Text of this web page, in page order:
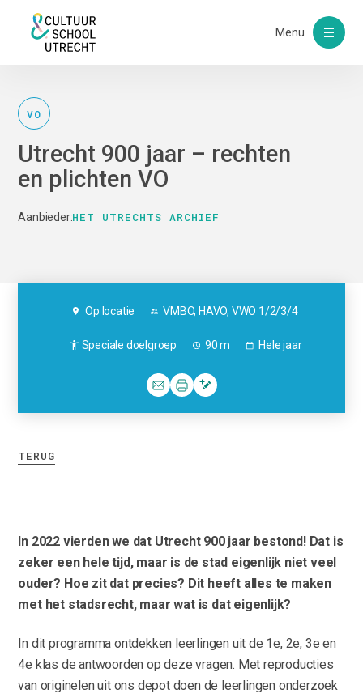
Menu
VO
Utrecht 900 jaar – rechten
en plichten VO
Aanbieder:HET UTRECHTS ARCHIEF
Op locatie VMBO, HAVO, VWO 1/2/3/4
Speciale doelgroep 90 m Hele jaar
TERUG
In 2022 vierden we dat Utrecht 900 jaar bestond! Dat is
zeker een hele tijd, maar is de stad eigenlijk niet veel
ouder? Hoe zit dat precies? Dit heeft alles te maken
met het stadsrecht, maar wat is dat eigenlijk?
In dit programma ontdekken leerlingen uit de 1e, 2e, 3e en
4e klas de antwoorden op deze vragen. Met reproducties
van originelen uit ons depot doen de leerlingen onderzoek